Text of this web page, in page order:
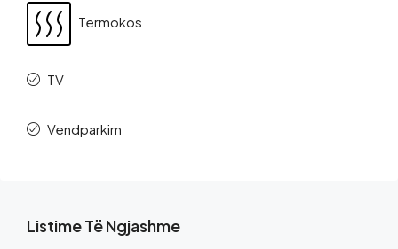
Termokos
TV
Vendparkim
Listime Të Ngjashme